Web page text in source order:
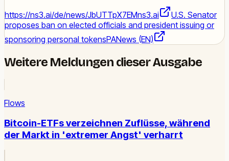
https://ns3.ai/de/news/JbUTTpX7EMns3.ai
U.S. Senator
proposes ban on elected officials and president issuing or
sponsoring personal tokensPANews (EN)
Weitere Meldungen dieser Ausgabe
Flows
Bitcoin-ETFs verzeichnen Zuflüsse, während
der Markt in 'extremer Angst' verharrt